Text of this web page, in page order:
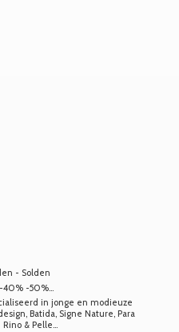
- Solden
-50%...
in jonge en modieuze
Batida, Signe Nature, Para
& Pelle...